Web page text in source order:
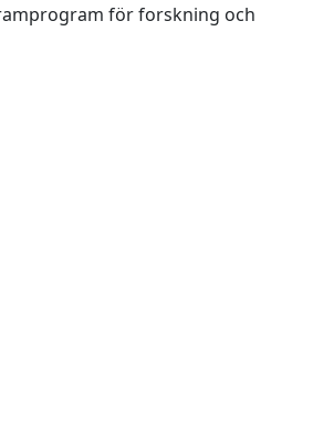
för forskning och